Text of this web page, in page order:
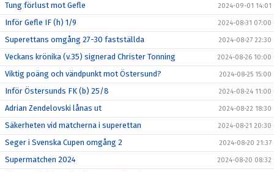
Tung förlust mot Gefle 2024-09-01 14:01
Inför Gefle IF (h) 1/9 2024-08-31 07:00
Superettans omgång 27-30 fastställda 2024-08-27 22:30
Veckans krönika (v.35) signerad Christer Tonning 2024-08-26 10:00
Viktig poäng och vändpunkt mot Östersund? 2024-08-25 15:00
Inför Östersunds FK (b) 25/8 2024-08-24 11:00
Adrian Zendelovski lånas ut 2024-08-22 18:30
Säkerheten vid matcherna i superettan 2024-08-21 20:30
Seger i Svenska Cupen omgång 2 2024-08-20 21:37
Supermatchen 2024 2024-08-20 08:32